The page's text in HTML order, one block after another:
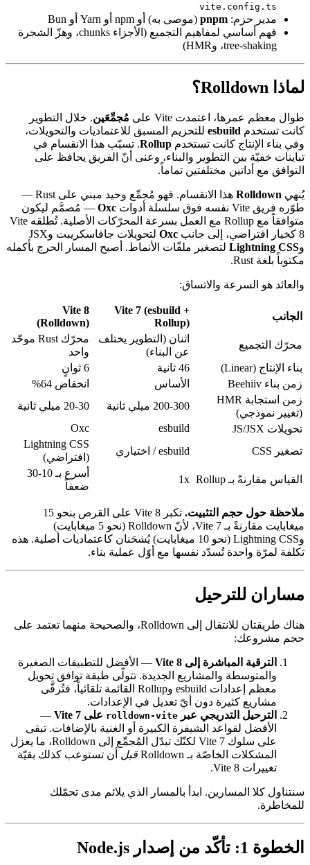
vite.config.ts
مدير حزم:pnpm(موصى به) أو npm أو Yarn أو Bun
فهم أساسي لمفاهيم التجميع (الأجزاء chunks، وهزّ الشجرة
tree-shaking، وHMR)
لماذا Rolldown؟
طوال معظم عمرها، اعتمدت Vite على مُجمِّعَين. خلال التطوير
كانت تستخدمesbuildللتحزيم المسبق للاعتماديات والتحويلات،
وفي بناء الإنتاج كانت تستخدمRollup. تسبّب هذا الانقسام في
تباينات خفيّة بين التطوير والبناء، وعنى أنّ الفريق يحافظ على
التوافق مع أداتين مختلفتين تماماً.
يُنهي Rolldown
هذا الانقسام. فهو مُجمِّع وحيد مبني على Rust —
طوّره فريق Vite نفسه فوق سلسلة أدوات
Oxc— مُصمَّم ليكون
متوافقاً مع Rollup مع العمل بسرعة المحرّكات الأصلية. تُطلقه Vite
Oxc
لتحويلات جافاسكريبت وJSX
Lightning CSSلتصغير ملفّات الأنماط. أصبح المسار الحرج بأكمله
مكتوباً بلغة Rust.
والعائد هو السرعة والاتساق:
الجانب
Vite 7 (esbuild +
Rollup)
Vite 8
(Rolldown)
محرّك التجميع
اثنان (التطوير يختلف
عن البناء)
محرّك Rust موحّد
واحد
بناء الإنتاج (Linear)
46 ثانية
زمن بناء Beehiiv
الأساس
انخفاض 64%
زمن استجابة HMR
(تغيير نموذجي)
200-300 ميلي ثانية
20-30 ميلي ثانية
تحويلات JS/JSX
esbuild
Oxc
تصغير CSS
esbuild / اختياري
Lightning CSS
(افتراضي)
القياس مقارنةً بـ Rollup
1x
أسرع بـ 10-30
ضعفاً
ملاحظة حول حجم التثبيت.
تكبر Vite 8 على القرص بنحو 15
ميغابايت مقارنةً بـ Vite 7، لأنّ Rolldown (نحو 5 ميغابايت)
وLightning CSS (نحو 10 ميغابايت) يُشحَنان كاعتماديات أصلية. هذه
تكلفة لمرّة واحدة تُسدّد نفسها مع أوّل عملية بناء.
مساران للترحيل
هناك طريقتان للانتقال إلى Rolldown، والصحيحة منهما تعتمد على
حجم مشروعك:
الترقية المباشرة إلى Vite 8
— الأفضل للتطبيقات الصغيرة
والمتوسطة والمشاريع الجديدة. تتولّى طبقة توافق تحويل
معظم إعدادات esbuild وRollup القائمة تلقائياً، فتُرقَّى
مشاريع كثيرة دون أيّ تعديل في الإعدادات.
الترحيل التدريجي عبر rolldown-viteعلى Vite 7
—
الأفضل لقواعد الشيفرة الكبيرة أو الغنية بالإضافات. تبقى
على سلوك Vite 7 لكنّك تبدّل المُجمِّع إلى Rolldown، ما يعزل
المشكلات الخاصّة بـ Rolldown
قبل أن تستوعب كذلك بقيّة
تغييرات Vite 8.
سنتناول كلا المسارين. ابدأ بالمسار الذي يلائم مدى تحمّلك
للمخاطرة.
الخطوة 1: تأكّد من إصدار Node.js